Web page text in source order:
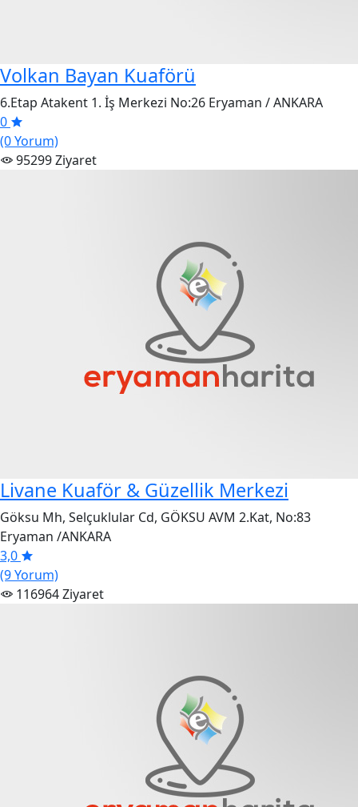
Volkan Bayan Kuaförü
6.Etap Atakent 1. İş Merkezi No:26 Eryaman / ANKARA
0
(0 Yorum)
95299 Ziyaret
Livane Kuaför & Güzellik Merkezi
Göksu Mh, Selçuklular Cd, GÖKSU AVM 2.Kat, No:83
Eryaman /ANKARA
3,0
(9 Yorum)
116964 Ziyaret